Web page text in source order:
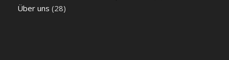
Über uns (28)